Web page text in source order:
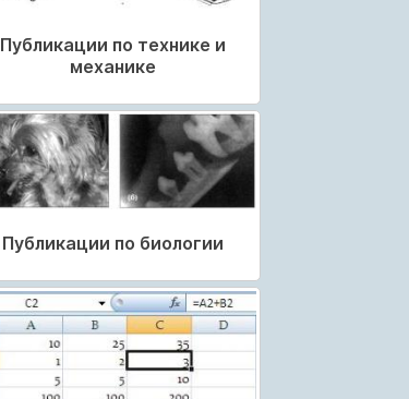
Публикации по технике и
механике
Публикации по биологии